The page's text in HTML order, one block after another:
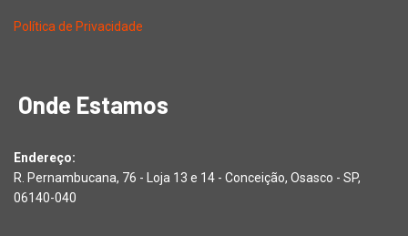
Política de Privacidade
Onde Estamos
Endereço:
R. Pernambucana, 76 - Loja 13 e 14 - Conceição, Osasco - SP,
06140-040